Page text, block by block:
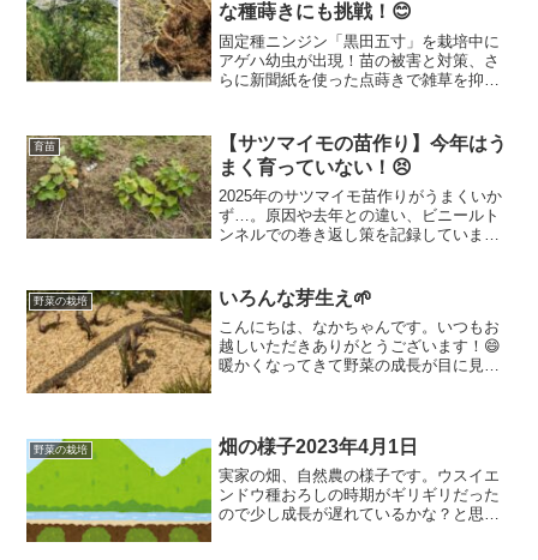
な種蒔きにも挑戦！😊
固定種ニンジン「黒田五寸」を栽培中に
アゲハ幼虫が出現！苗の被害と対策、さ
らに新聞紙を使った点蒔きで雑草を抑え
育苗
【サツマイモの苗作り】今年はう
まく育っていない！😣
2025年のサツマイモ苗作りがうまくいか
ず…。原因や去年との違い、ビニールト
ンネルでの巻き返し策を記録していま
野菜の栽培 いろんな芽生え🌱
こんにちは、なかちゃんです。いつもお
越しいただきありがとうございます！😄
暖かくなってきて野菜の成長が目に見え
たり、見ていて楽しくなり...
野菜の栽培 畑の様子2023年4月1日
実家の畑、自然農の様子です。ウスイエ
ンドウ種おろしの時期がギリギリだった
ので少し成長が遅れているかな？と思い